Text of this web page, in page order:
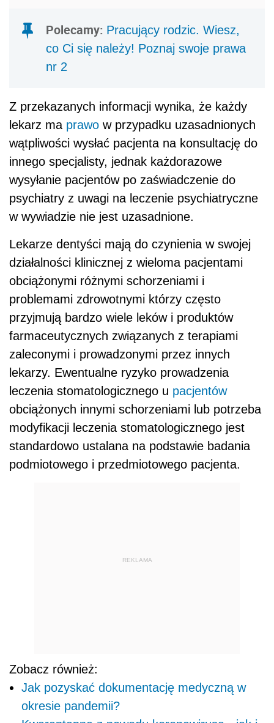
Polecamy: Pracujący rodzic. Wiesz,
co Ci się należy! Poznaj swoje prawa
nr 2
Z przekazanych informacji wynika, że każdy
lekarz ma prawo w przypadku uzasadnionych
wątpliwości wysłać pacjenta na konsultację do
innego specjalisty, jednak każdorazowe
wysyłanie pacjentów po zaświadczenie do
psychiatry z uwagi na leczenie psychiatryczne
w wywiadzie nie jest uzasadnione.
Lekarze dentyści mają do czynienia w swojej
działalności klinicznej z wieloma pacjentami
obciążonymi różnymi schorzeniami i
problemami zdrowotnymi którzy często
przyjmują bardzo wiele leków i produktów
farmaceutycznych związanych z terapiami
zaleconymi i prowadzonymi przez innych
lekarzy. Ewentualne ryzyko prowadzenia
leczenia stomatologicznego u pacjentów
obciążonych innymi schorzeniami lub potrzeba
modyfikacji leczenia stomatologicznego jest
standardowo ustalana na podstawie badania
podmiotowego i przedmiotowego pacjenta.
REKLAMA
Zobacz również:
Jak pozyskać dokumentację medyczną w
okresie pandemii?